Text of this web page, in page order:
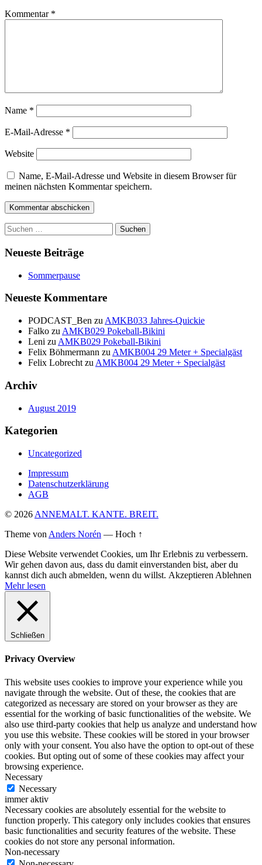
Kommentar *
Name *
E-Mail-Adresse *
Website
Name, E-Mail-Adresse und Website in diesem Browser für
meinen nächsten Kommentar speichern.
Suchen
nach:
Neueste Beiträge
Sommerpause
Neueste Kommentare
PODCAST_Ben zu AMKB033 Jahres-Quickie
Falko zu AMKB029 Pokeball-Bikini
Leni zu AMKB029 Pokeball-Bikini
Felix Böhmermann zu AMKB004 29 Meter + Specialgäst
Felix Lobrecht zu AMKB004 29 Meter + Specialgäst
Archiv
August 2019
Kategorien
Uncategorized
Impressum
Datenschutzerklärung
AGB
© 2026 ANNEMALT. KANTE. BREIT.
Theme von Anders Norén — Hoch ↑
Diese Website verwendet Cookies, um Ihr Erlebnis zu verbessern.
Wir gehen davon aus, dass du damit einverstanden bist, aber du
kannst dich auch abmelden, wenn du willst. Akzeptieren Ablehnen
Mehr lesen
Schließen
Privacy Overview
This website uses cookies to improve your experience while you
navigate through the website. Out of these, the cookies that are
categorized as necessary are stored on your browser as they are
essential for the working of basic functionalities of the website. We
also use third-party cookies that help us analyze and understand how
you use this website. These cookies will be stored in your browser
only with your consent. You also have the option to opt-out of these
cookies. But opting out of some of these cookies may affect your
browsing experience.
Necessary
Necessary
immer aktiv
Necessary cookies are absolutely essential for the website to
function properly. This category only includes cookies that ensures
basic functionalities and security features of the website. These
cookies do not store any personal information.
Non-necessary